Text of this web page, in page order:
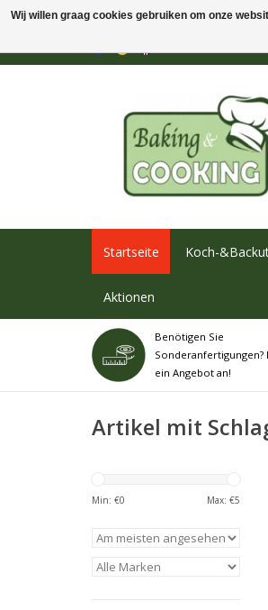
Startseite Koch-
Aktionen
Benötigen Sie
Sonderanfertigungen?
ein Angebot an!
Artikel mit
Min: €0 Max: €5
Wij willen graag cookies gebruiken om onze